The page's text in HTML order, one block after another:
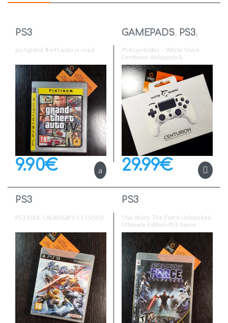
PS3
ps3 grand theft auto iv used
9.90€
GAMEPADS, PS3,
PS4 controller – White Shark
Centurion Ασύρματο &
Ενσύρματο Gamepad για PS3 /
PS4 Λευκό
29.99€
PS3
PS3 SOUL CALIBOUR V ( 5 ) USED
PS3
Star Wars: The Force Unleashed
Ultimate Edition PS3 Game
(Used)